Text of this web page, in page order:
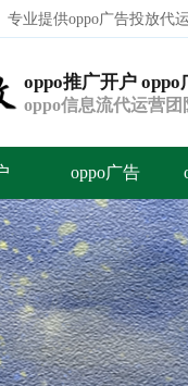
专业提供oppo广告投放代
oppo推广开户 oppo
oppo信息流代运营
oppo广告